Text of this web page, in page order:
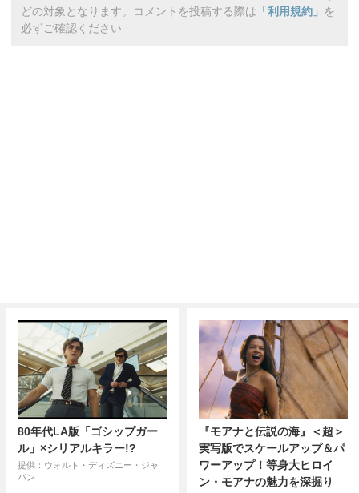
どの対象となります。コメントを投稿する際は 「利用規約」 を
必ずご確認ください
80年代LA版「ゴシップガー
ル」×シリアルキラー!?
提供：ウォルト・ディズニー・ジャ
パン
『モアナと伝説の海』＜超＞
実写版でスケールアップ＆パ
ワーアップ！等身大ヒロイ
ン・モアナの魅力を深掘り